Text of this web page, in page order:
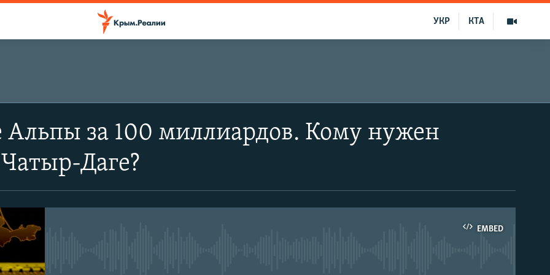
КТА
УКР
за 100 миллиардов. Кому нужен
Даге?
EMBED